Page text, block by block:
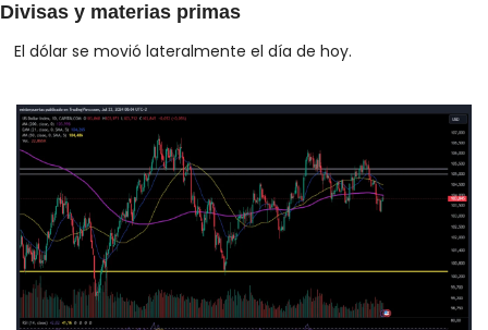
Divisas y materias primas
El dólar se movió lateralmente el día de hoy.